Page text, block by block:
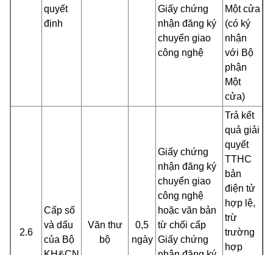
quyết
định
Giấy chứng
nhận đăng ký
chuyển giao
công nghệ
Một cửa
(có ký
nhận
với Bộ
phận
Một
cửa)
2.6
Cấp số
và dấu
của Bộ
Văn thư
bộ
0,5
ngày
Giấy chứng
nhận đăng ký
chuyển giao
công nghệ
hoặc văn bản
từ chối cấp
Giấy chứng
Trả kết
quả giải
quyết
TTHC
bản
điện tử
hợp lệ,
trừ
trường
hợp